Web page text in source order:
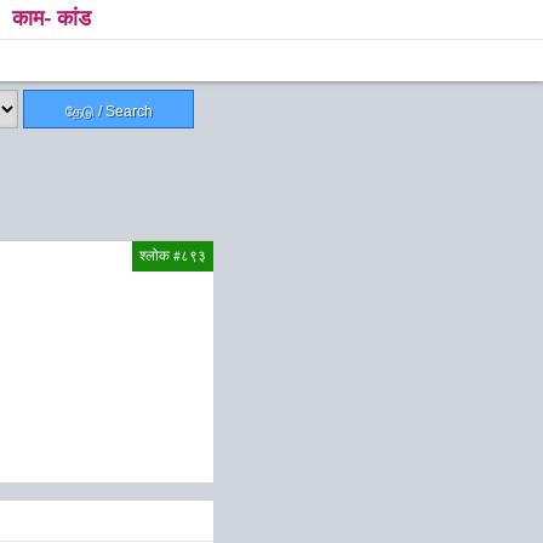
काम- कांड
தேடு / Search
श्लोक #८९३